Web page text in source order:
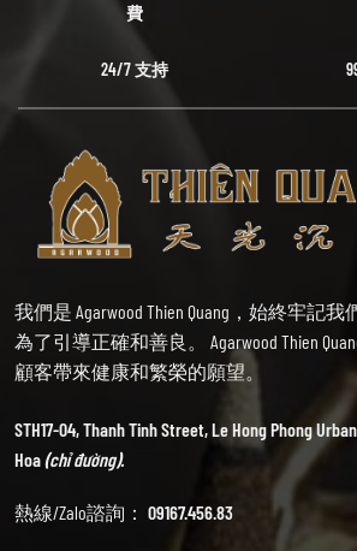
費
24/7 支持
我們是 Agarwood Thien Quang，始終牢記
為了引導正確和善良。 Agarwood Thien
顧客帶來健康和繁榮的願望。
STH17-04, Thanh Tinh Street, Le Hong Phong
Hoa(chỉ đường).
熱線/Zalo諮詢： 09167.456.83